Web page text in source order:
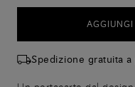
AGGIUNGI
Spedizione gratuita